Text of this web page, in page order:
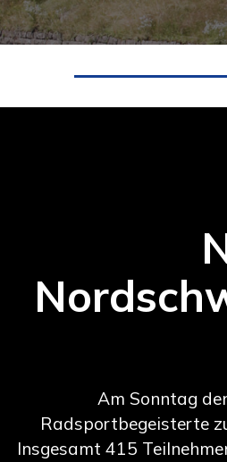
Am Sonntag
Radsportbegeisterte
Insgesamt 415